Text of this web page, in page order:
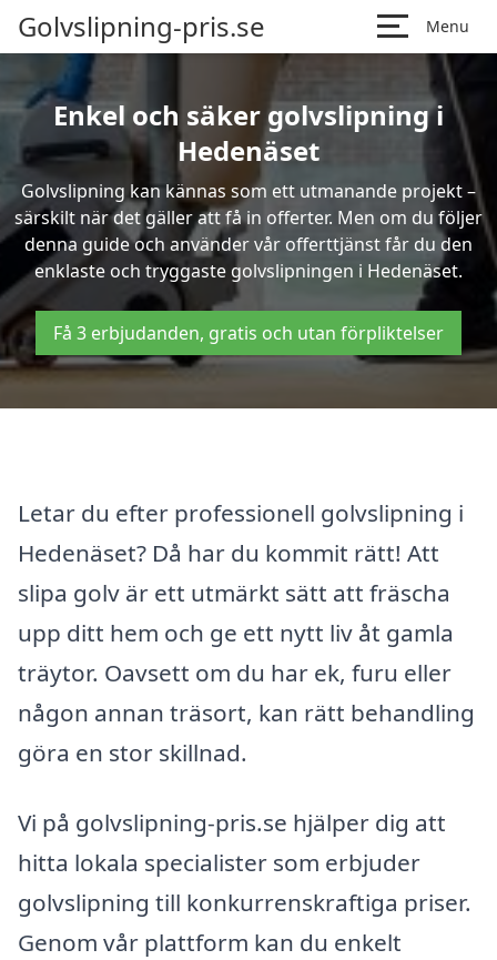
Golvslipning-pris.se Menu
Enkel och säker golvslipning i
Hedenäset
Golvslipning kan kännas som ett utmanande projekt –
särskilt när det gäller att få in offerter. Men om du följer
denna guide och använder vår offerttjänst får du den
enklaste och tryggaste golvslipningen i Hedenäset.
Få 3 erbjudanden, gratis och utan förpliktelser
Letar du efter professionell golvslipning i
Hedenäset? Då har du kommit rätt! Att
slipa golv är ett utmärkt sätt att fräscha
upp ditt hem och ge ett nytt liv åt gamla
träytor. Oavsett om du har ek, furu eller
någon annan träsort, kan rätt behandling
göra en stor skillnad.
Vi på golvslipning-pris.se hjälper dig att
hitta lokala specialister som erbjuder
golvslipning till konkurrenskraftiga priser.
Genom vår plattform kan du enkelt